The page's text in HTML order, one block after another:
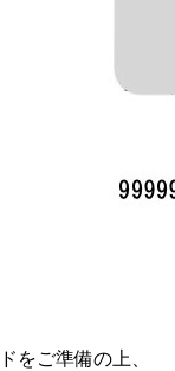
をご準備の上、